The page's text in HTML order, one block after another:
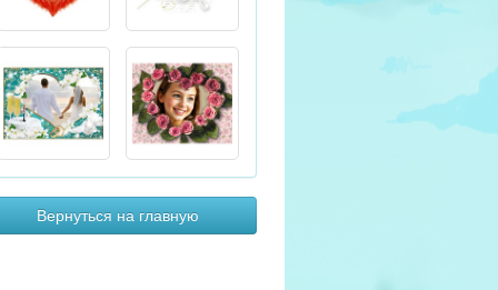
Вернуться на главную